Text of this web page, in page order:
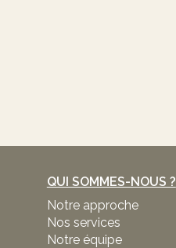
QUI SOMMES-NOUS ?
Notre approche
Nos services
Notre équipe